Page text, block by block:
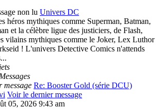
Univers DC
héros mythiques comme Superman, Batman,
et la célèbre ligue des justiciers, de Flash,
vilains mythiques comme le Joker, Lex Luthor
! L'univers Detective Comics n'attends
message Re: Booster Gold (série DCU)
Voir le dernier message
05, 2026 9:43 am